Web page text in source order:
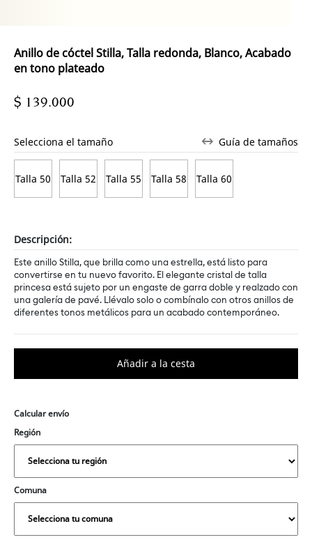
Anillo de cóctel Stilla, Talla redonda, Blanco, Acabado
en tono plateado
$ 139.000
Selecciona el tamaño Guía de tamaños
Talla 50 Talla 52 Talla 55 Talla 58 Talla 60
Descripción:
Este anillo Stilla, que brilla como una estrella, está listo para
convertirse en tu nuevo favorito. El elegante cristal de talla
princesa está sujeto por un engaste de garra doble y realzado con
una galería de pavé. Llévalo solo o combínalo con otros anillos de
diferentes tonos metálicos para un acabado contemporáneo.
Calcular envío
Región
Comuna